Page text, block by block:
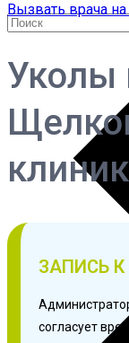
Вызвать врача
Уколы
ЗАПИСЬ К
согласует